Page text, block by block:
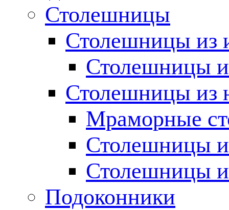
Столешницы
Столешницы из
Столешницы
Столешницы из
Мраморные
Столешницы
Столешницы
Подоконники